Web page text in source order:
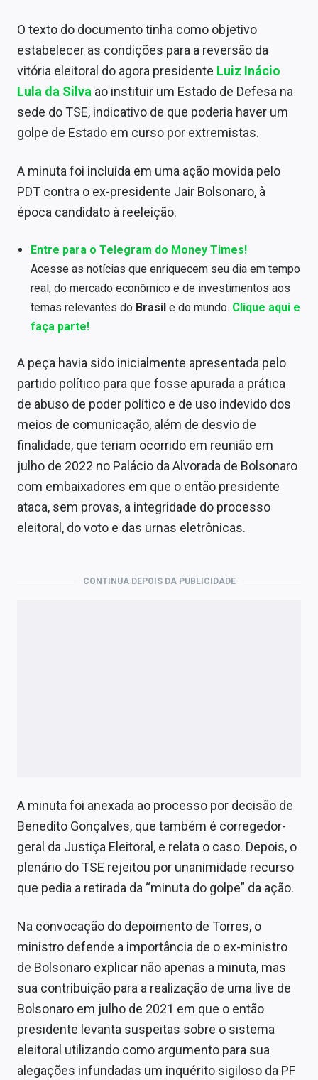
O texto do documento tinha como objetivo
estabelecer as condições para a reversão da
vitória eleitoral do agora presidente Luiz Inácio
Lula da Silva ao instituir um Estado de Defesa na
sede do TSE, indicativo de que poderia haver um
golpe de Estado em curso por extremistas.
A minuta foi incluída em uma ação movida pelo
PDT contra o ex-presidente Jair Bolsonaro, à
época candidato à reeleição.
Entre para o Telegram do Money Times!
Acesse as notícias que enriquecem seu dia em tempo
real, do mercado econômico e de investimentos aos
temas relevantes do Brasil e do mundo. Clique aqui e
faça parte!
A peça havia sido inicialmente apresentada pelo
partido político para que fosse apurada a prática
de abuso de poder político e de uso indevido dos
meios de comunicação, além de desvio de
finalidade, que teriam ocorrido em reunião em
julho de 2022 no Palácio da Alvorada de Bolsonaro
com embaixadores em que o então presidente
ataca, sem provas, a integridade do processo
eleitoral, do voto e das urnas eletrônicas.
CONTINUA DEPOIS DA PUBLICIDADE
A minuta foi anexada ao processo por decisão de
Benedito Gonçalves, que também é corregedor-
geral da Justiça Eleitoral, e relata o caso. Depois, o
plenário do TSE rejeitou por unanimidade recurso
que pedia a retirada da “minuta do golpe” da ação.
Na convocação do depoimento de Torres, o
ministro defende a importância de o ex-ministro
de Bolsonaro explicar não apenas a minuta, mas
sua contribuição para a realização de uma live de
Bolsonaro em julho de 2021 em que o então
presidente levanta suspeitas sobre o sistema
eleitoral utilizando como argumento para sua
alegações infundadas um inquérito sigiloso da PF